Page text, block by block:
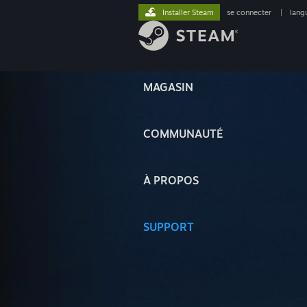
MAGASIN
COMMUNAUTÉ
À PROPOS
SUPPORT
Installer Steam se connecter